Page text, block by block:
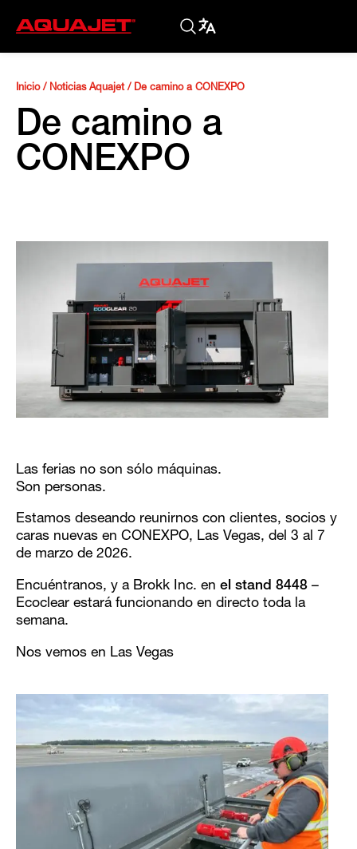
Inicio/ Noticias Aquajet/ De camino a CONEXPO
De camino a
CONEXPO
Las ferias no son sólo máquinas.
Son personas.
Estamos deseando reunirnos con clientes, socios y
caras nuevas en CONEXPO, Las Vegas, del 3 al 7
de marzo de 2026.
Encuéntranos, y a Brokk Inc. en el stand 8448 –
Ecoclear estará funcionando en directo toda la
semana.
Nos vemos en Las Vegas